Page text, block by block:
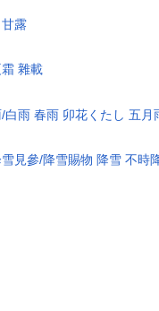
甘露
雜載
白雨 春雨 卯花くたし 五月
雪見參/降雪賜物 降雪 不時